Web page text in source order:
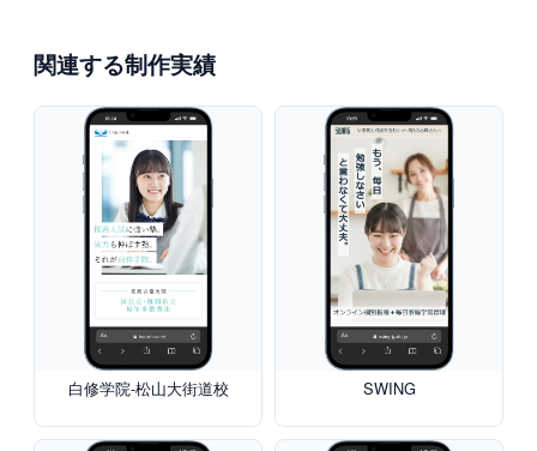
関連する制作実績
白修学院-松山大街道校 SWING